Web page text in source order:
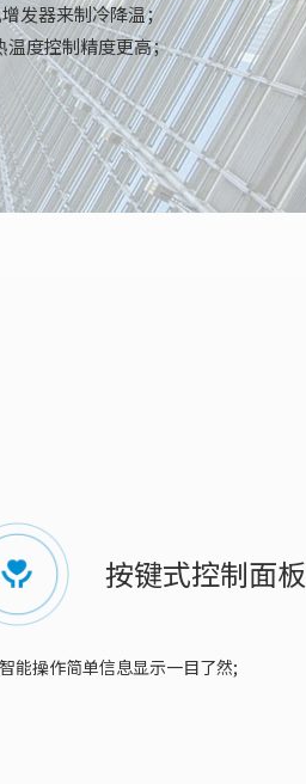
发器来制冷降温；
温度控制精度更高；
按键式控制面板
能操作简单信息显示一目了然;